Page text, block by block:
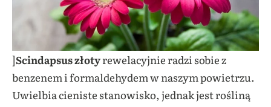
]Scindapsus złotyrewelacyjnie radzi sobie z
benzenem i formaldehydem w naszym powietrzu.
Uwielbia cieniste stanowisko, jednak jest rośliną